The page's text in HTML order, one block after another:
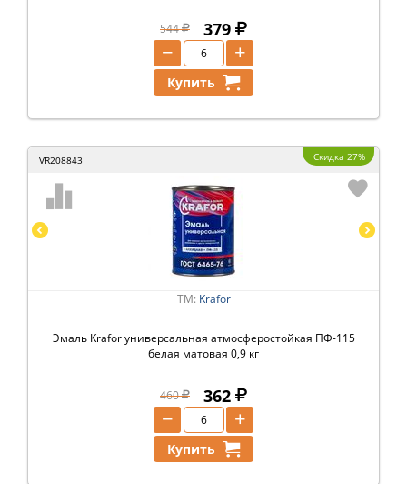
544 379
+
−
Купить
VR208843 Скидка 27%
ТМ: Krafor
Эмаль Krafor универсальная атмосферостойкая ПФ-115
белая матовая 0,9 кг
460 362
+
−
Купить